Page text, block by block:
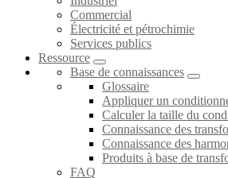
Commercial
Électricité et pétrochimie
Services publics
Ressource
Base de connaissances
Glossaire
Appliquer un
Calculer la taille du
Connaissance des
Connaissance des
Produits à base de
FAQ